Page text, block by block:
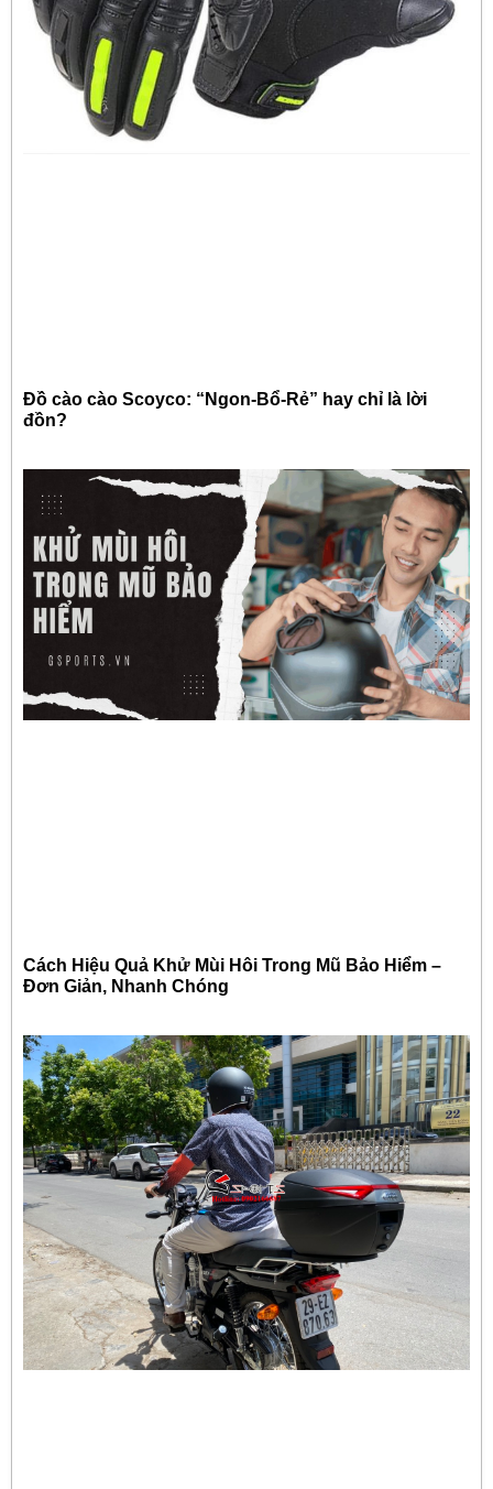
Đồ cào cào Scoyco: “Ngon-Bổ-Rẻ” hay chỉ là lời
đồn?
Cách Hiệu Quả Khử Mùi Hôi Trong Mũ Bảo Hiểm –
Đơn Giản, Nhanh Chóng